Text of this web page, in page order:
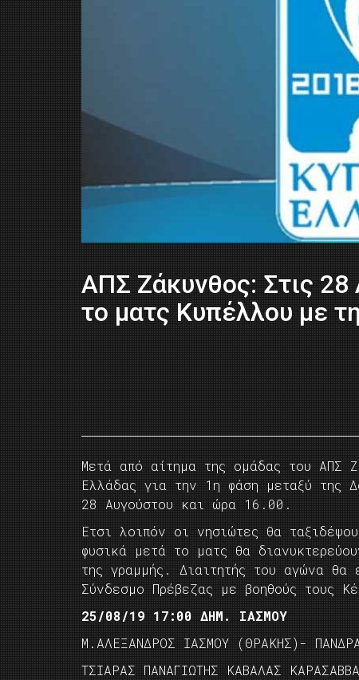
ΑΠΣ Ζάκυνθος: Στις 28
το ματς Κυπέλλου με
Mετά από αίτημα της ομάδας του ΑΠΣ
Ελλάδας για την 1η φάση μεταξύ της
28 Αυγούστου και ώρα 16.00.
Ετσι λοιπόν οι νησιώτες θα
φυσικά μετά το ματς θα
της γραμμής. Διαιτητής του αγώνα θα
Σύνδεσμο Πρέβεζας με βοηθούς τους
25/08/19 17:00 ΔΗΜ. ΙΑΣΜΟΥ
Μ.ΑΛΕΞΑΝΔΡΟΣ ΙΑΣΜΟΥ (ΘΡΑΚΗΣ)-
ΤΣΙΑΡΑΣ ΠΑΝΑΓΙΩΤΗΣ ΚΑΒΑΛΑΣ